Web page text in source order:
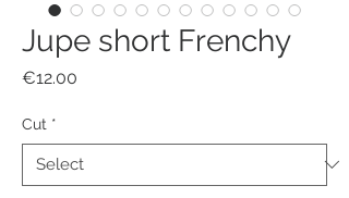
Jupe short Frenchy
€12.00
Cut *